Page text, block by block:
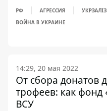
РФ АГРЕССИЯ
ВОЙНА В УКРАИНЕ
14:29, 20 мая 2022
От сбора донатов
трофеев: как фонд
ВСУ